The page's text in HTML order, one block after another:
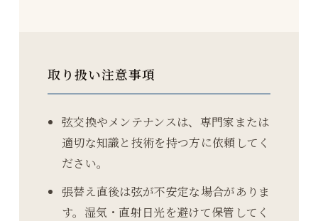
取り扱い注意事項
弦交換やメンテナンスは、専門家または
適切な知識と技術を持つ方に依頼してく
ださい。
張替え直後は弦が不安定な場合がありま
す。湿気・直射日光を避けて保管してく